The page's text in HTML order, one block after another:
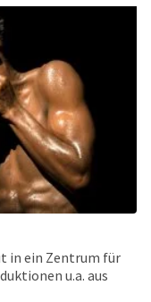
in ein Zentrum für
u.a. aus